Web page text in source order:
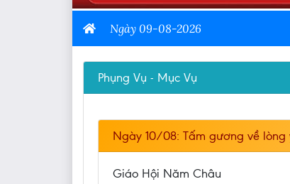
Ngày 09-08-2026
Phụng Vụ - Mục Vụ
Ngày 10/08: Tấm gương về lòng
Giáo Hội Năm Châu